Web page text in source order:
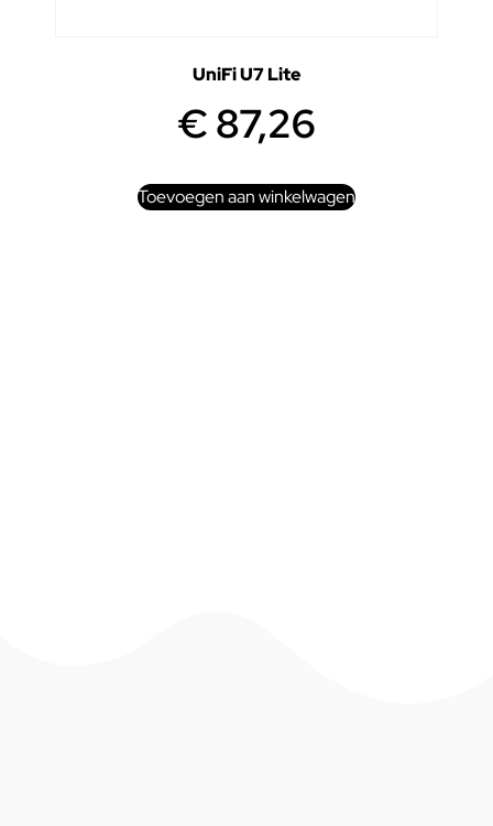
UniFi U7 Lite
€87,26
Toevoegen aan winkelwagen